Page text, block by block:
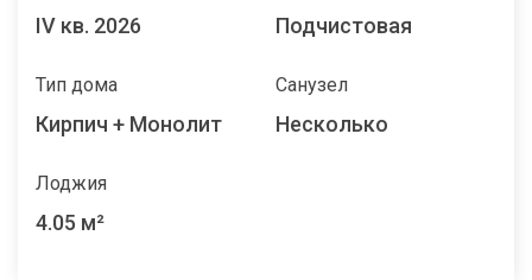
IV кв. 2026 Подчистовая
Тип дома
Кирпич + Монолит
Санузел
Несколько
Лоджия
4.05 м²